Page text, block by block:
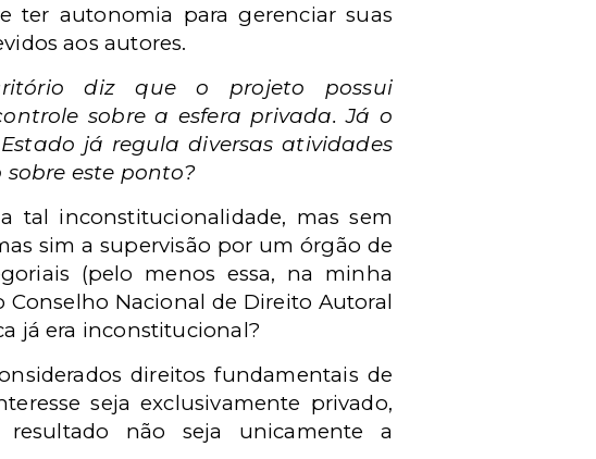
ter autonomia para gerenciar suas
aos autores.
diz que o projeto possui
sobre a esfera privada. Já o
já regula diversas atividades
este ponto?
tal inconstitucionalidade, mas sem
sim a supervisão por um órgão de
(pelo menos essa, na minha
Nacional de Direito Autoral
já era inconstitucional?
direitos fundamentais de
seja exclusivamente privado,
não seja unicamente a